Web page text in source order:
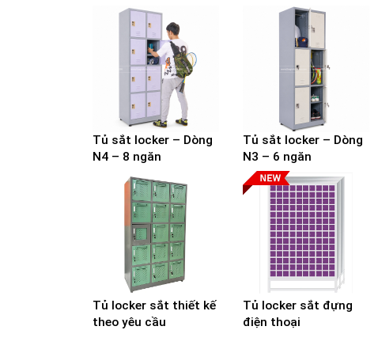
Tủ sắt locker – Dòng
N4 – 8 ngăn
Tủ sắt locker – Dòng
N3 – 6 ngăn
Tủ locker sắt thiết kế
theo yêu cầu
Tủ locker sắt đựng
điện thoại